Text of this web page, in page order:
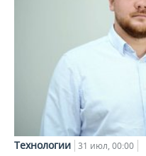
Технологии 31 июл, 00:00